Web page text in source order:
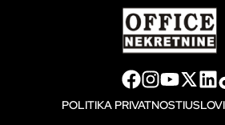
POLITIKA PRIVATNOSTI